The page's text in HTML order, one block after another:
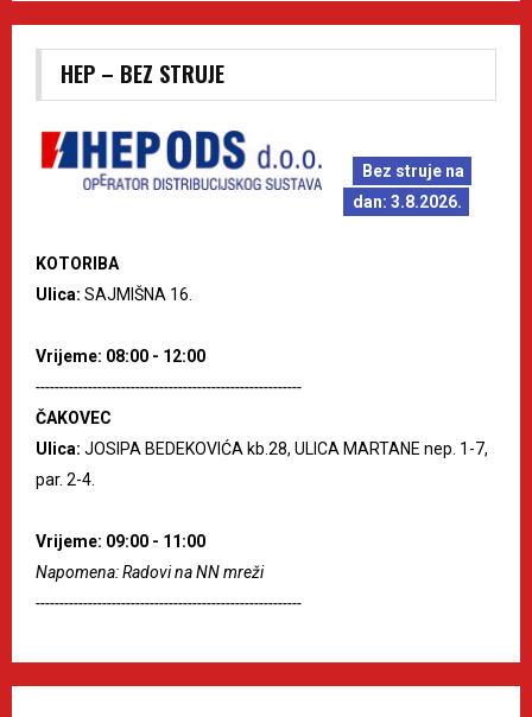
HEP – BEZ STRUJE
Bez struje na
dan: 3.8.2026.
KOTORIBA
Ulica: SAJMIŠNA 16.
Vrijeme: 08:00 - 12:00
--------------------------------------------------------
ČAKOVEC
Ulica: JOSIPA BEDEKOVIĆA kb.28, ULICA MARTANE nep. 1-7,
par. 2-4.
Vrijeme: 09:00 - 11:00
Napomena: Radovi na NN mreži
--------------------------------------------------------